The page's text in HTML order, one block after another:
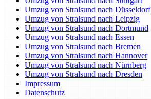
Umzug von Stralsund nach Düsseldorf
Umzug von Stralsund nach Leipzig
Umzug von Stralsund nach Dortmund
Umzug von Stralsund nach Essen
Umzug von Stralsund nach Bremen
Umzug von Stralsund nach Hannover
Umzug von Stralsund nach Nürnberg
Umzug von Stralsund nach Dresden
Impressum
Datenschutz